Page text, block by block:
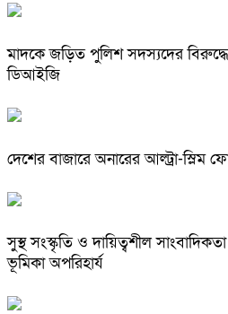
মাদকে জড়িত পুলিশ সদস্যদের
ডিআইজি
দেশের বাজারে অনারের আল্ট্রা-স্লিম
সুস্থ সংস্কৃতি ও দায়িত্বশীল
ভূমিকা অপরিহার্য